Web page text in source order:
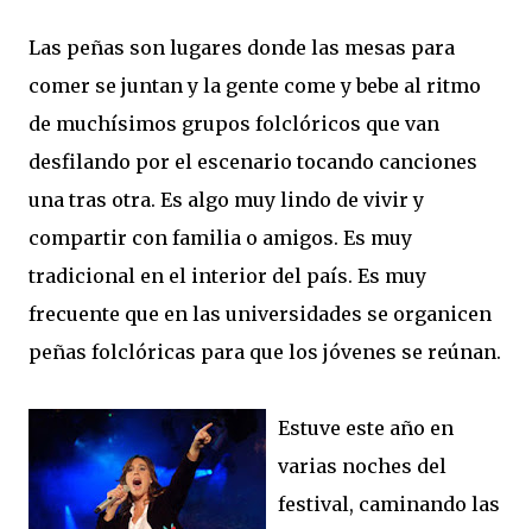
Las peñas son lugares donde las mesas para
comer se juntan y la gente come y bebe al ritmo
de muchísimos grupos folclóricos que van
desfilando por el escenario tocando canciones
una tras otra. Es algo muy lindo de vivir y
compartir con familia o amigos. Es muy
tradicional en el interior del país. Es muy
frecuente que en las universidades se organicen
peñas folclóricas para que los jóvenes se reúnan.
Estuve este año en
varias noches del
festival, caminando las